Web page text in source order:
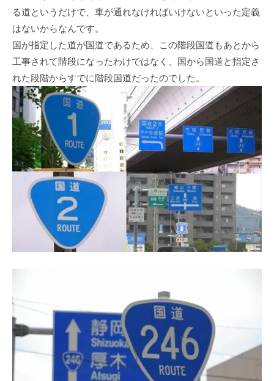
る道というだけで、車が通れなければいけないといった定義
はないからなんです。
国が指定した道が国道であるため、この階段国道もあとから
工事されて階段になったわけではなく、国から国道と指定さ
れた段階からすでに階段国道だったのでした。